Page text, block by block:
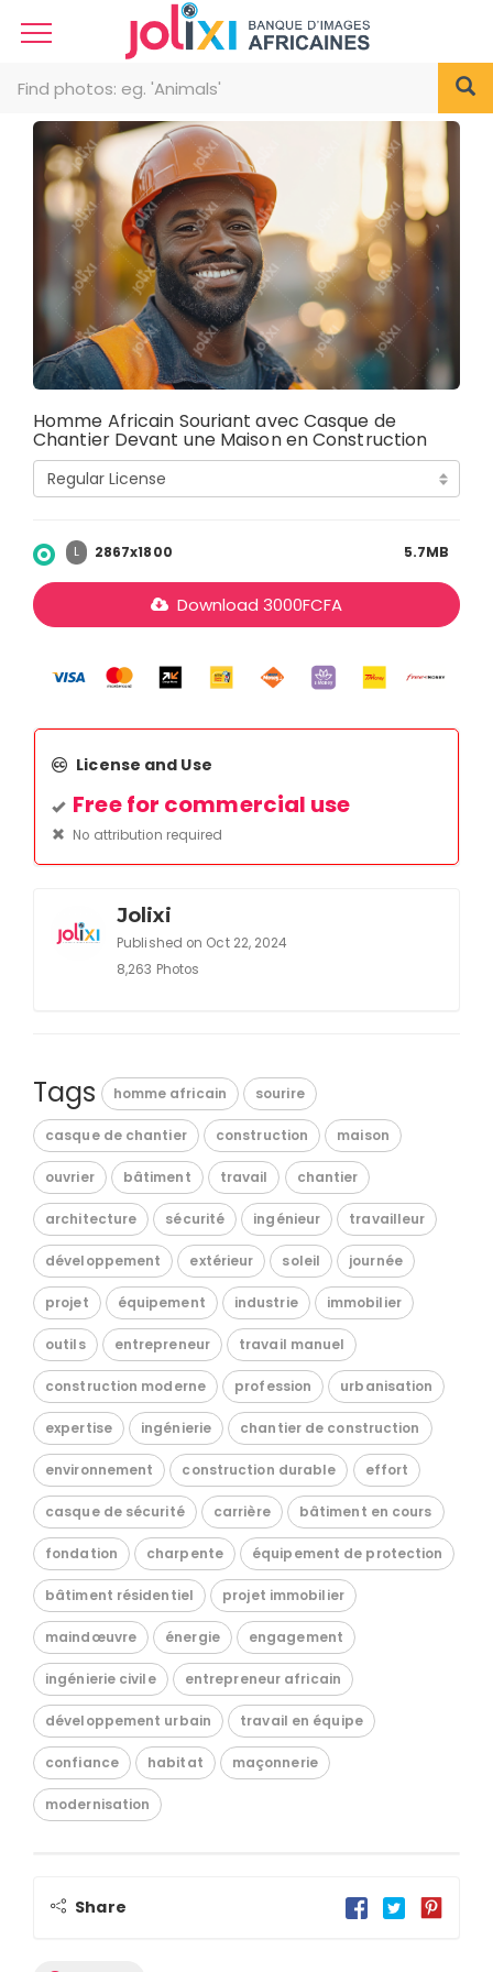
Homme Africain Souriant avec Casque de
Chantier Devant une Maison en Construction
L 2867x1800 5.7MB
Download 3000FCFA
License and Use
Free for commercial use
No attribution required
Jolixi
Published on Oct 22, 2024
8,263 Photos
Tags homme africain sourire
casque de chantier construction maison
ouvrier bâtiment travail chantier
architecture sécurité ingénieur travailleur
développement extérieur soleil journée
projet équipement industrie immobilier
outils entrepreneur travail manuel
construction moderne profession urbanisation
expertise ingénierie chantier de construction
environnement construction durable effort
casque de sécurité carrière bâtiment en cours
fondation charpente équipement de protection
bâtiment résidentiel projet immobilier
maindœuvre énergie engagement
ingénierie civile entrepreneur africain
développement urbain travail en équipe
confiance habitat maçonnerie
modernisation
Share